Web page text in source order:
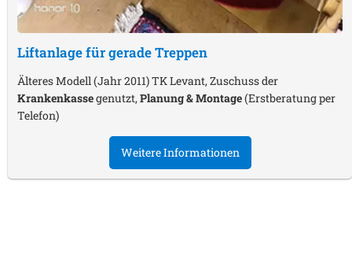
Liftanlage für gerade Treppen
Älteres Modell (Jahr 2011) TK Levant, Zuschuss der
Krankenkassegenutzt,Planung & Montage(Erstberatung per
Telefon)
Weitere Informationen